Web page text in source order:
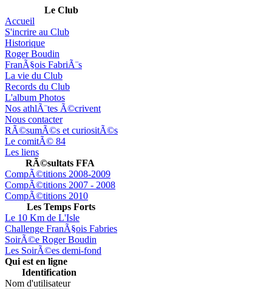
Le Club
Accueil
S'incrire au Club
Historique
Roger Boudin
FranÃ§ois FabriÃ¨s
La vie du Club
Records du Club
L'album Photos
Nos athlÃ¨tes Ã©crivent
Nous contacter
RÃ©sumÃ©s et curiositÃ©s
Le comitÃ© 84
Les liens
RÃ©sultats FFA
CompÃ©titions 2008-2009
CompÃ©titions 2007 - 2008
CompÃ©titions 2010
Les Temps Forts
Le 10 Km de L'Isle
Challenge FranÃ§ois Fabries
SoirÃ©e Roger Boudin
Les SoirÃ©es demi-fond
Qui est en ligne
Identification
Nom d'utilisateur